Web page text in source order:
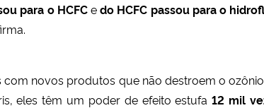
para o HCFCedo HCFC passou para o
novos produtos que não destroem o
eles têm um poder de efeito estufa12 mil